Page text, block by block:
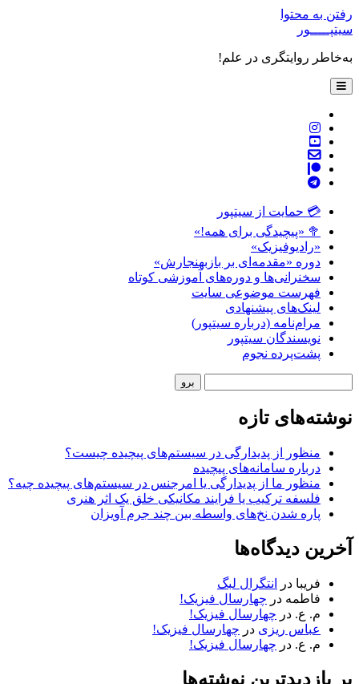
رفتن به محتوا
سیتپـــــور
به‌خاطر روایتگری در علم!
باز
کردن
instagram
youtube
پست
telegram
💳 حمایت از سیتپور
🥦 «پیچیدگی برای همه!»
«رادیوفیزیک»
دوره «مقدمه‌ای بر بازبهنجارش»
سخنرانی‌ها و دوره‌های آموزشی کوتاه
فهرست موضوعی سایت
لینک‌های پیشنهادی
مرام‌نامه (درباره سیتپور)
نویسندگان سیتپور
پشت‌پرده نجوم
نوشته‌های تازه
منظور از پدیدارگی در سیستم‌های پیچیده چیست؟
درباره سامانه‌های پیچیده
منظور ما از پدیدارگی یا امرجنس در سیستم‌های پیچیده چیه؟
فلسفه ترکیب یا فرایند مکانیکی خلق یک اثر هنری
پاره شدن نخ‌های واسطه بین چند جرم آویزان
آخرین دیدگاه‌ها
فریبا در
انتگرال لبگ
فاطمه در چهارسال فیزیک!
م. ع. در چهارسال فیزیک!
عباس ریزی در چهارسال فیزیک!
م. ع. در چهارسال فیزیک!
پر بازدیدترین نوشته‌ها